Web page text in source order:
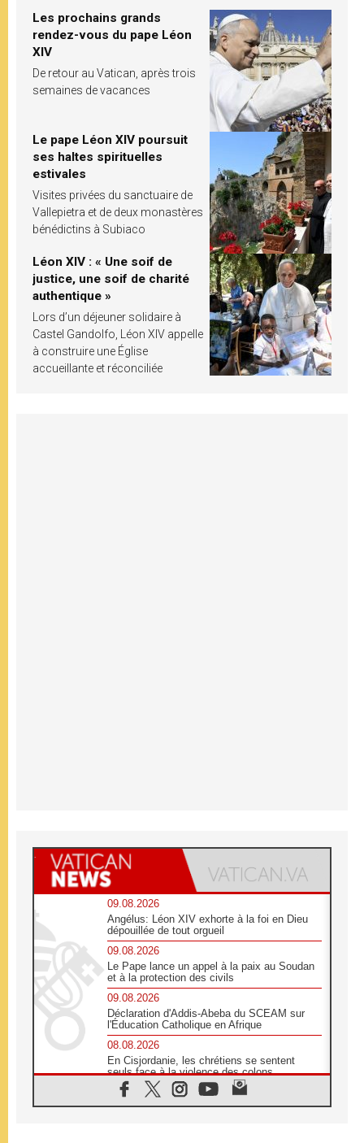
Les prochains grands
rendez-vous du pape Léon
XIV
De retour au Vatican, après trois
semaines de vacances
Le pape Léon XIV poursuit
ses haltes spirituelles
estivales
Visites privées du sanctuaire de
Vallepietra et de deux monastères
bénédictins à Subiaco
Léon XIV : « Une soif de
justice, une soif de charité
authentique »
Lors d’un déjeuner solidaire à
Castel Gandolfo, Léon XIV appelle
à construire une Église
accueillante et réconciliée
09.08.2026
Angélus: Léon XIV exhorte à la foi en Dieu
dépouillée de tout orgueil
09.08.2026
Le Pape lance un appel à la paix au Soudan
et à la protection des civils
09.08.2026
Déclaration d'Addis-Abeba du SCEAM sur
l'Éducation Catholique en Afrique
08.08.2026
En Cisjordanie, les chrétiens se sentent
seuls face à la violence des colons
08.08.2026
Léon XIV au sanctuaire de Notre Dame du